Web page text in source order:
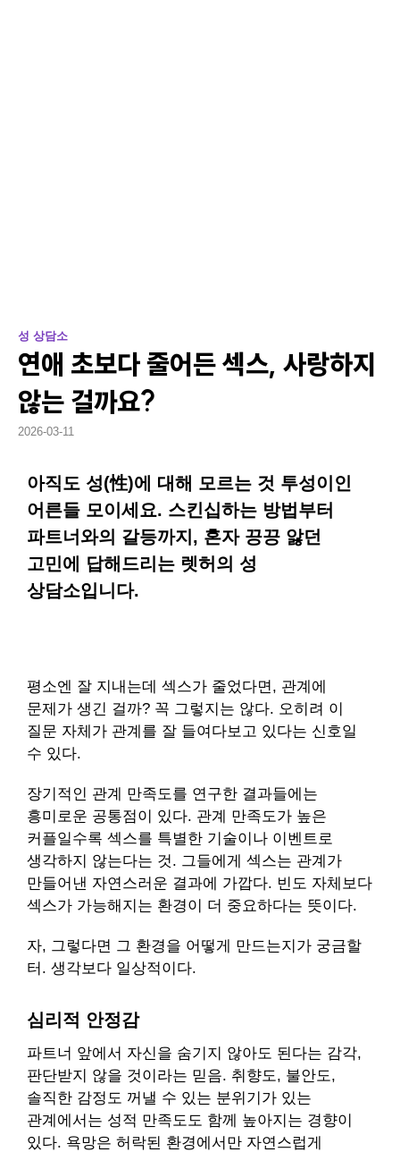
성 상담소
연애 초보다 줄어든 섹스, 사랑하지
않는 걸까요?
2026-03-11
아직도 성(性)에 대해 모르는 것 투성이인
어른들 모이세요. 스킨십하는 방법부터
파트너와의 갈등까지, 혼자 끙끙 앓던
고민에 답해드리는 렛허의 성
상담소입니다.
평소엔 잘 지내는데 섹스가 줄었다면, 관계에
문제가 생긴 걸까? 꼭 그렇지는 않다. 오히려 이
질문 자체가 관계를 잘 들여다보고 있다는 신호일
수 있다.
장기적인 관계 만족도를 연구한 결과들에는
흥미로운 공통점이 있다. 관계 만족도가 높은
커플일수록 섹스를 특별한 기술이나 이벤트로
생각하지 않는다는 것. 그들에게 섹스는 관계가
만들어낸 자연스러운 결과에 가깝다. 빈도 자체보다
섹스가 가능해지는 환경이 더 중요하다는 뜻이다.
자, 그렇다면 그 환경을 어떻게 만드는지가 궁금할
터. 생각보다 일상적이다.
심리적 안정감
파트너 앞에서 자신을 숨기지 않아도 된다는 감각,
판단받지 않을 것이라는 믿음. 취향도, 불안도,
솔직한 감정도 꺼낼 수 있는 분위기가 있는
관계에서는 성적 만족도도 함께 높아지는 경향이
있다. 욕망은 허락된 환경에서만 자연스럽게